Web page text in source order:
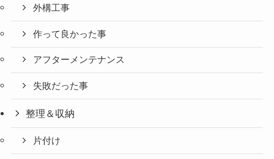
外構工事
作って良かった事
アフターメンテナンス
失敗だった事
整理＆収納
片付け